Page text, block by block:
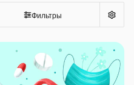
Фильтры